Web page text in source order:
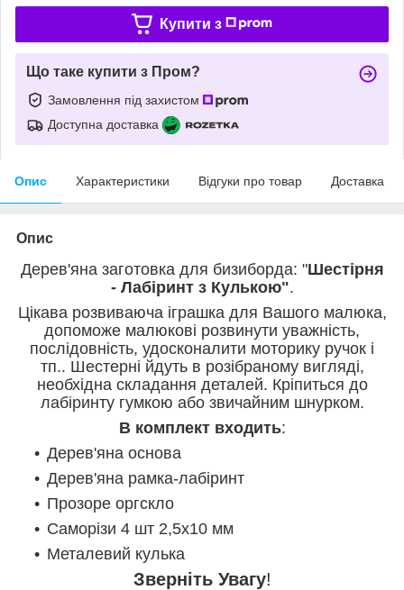
Купити з
Що таке купити з Пром?
Замовлення під захистом
Доступна доставка
Опис Характеристики Відгуки про товар Доставка
Опис
Дерев'яна заготовка для бизиборда: "Шестірня
- Лабіринт з Кулькою".
Цікава розвиваюча іграшка для Вашого малюка,
допоможе малюкові розвинути уважність,
послідовність, удосконалити моторику ручок і
тп.. Шестерні йдуть в розібраному вигляді,
необхідна складання деталей. Кріпиться до
лабіринту гумкою або звичайним шнурком.
В комплект входить:
Дерев'яна основа
Дерев'яна рамка-лабіринт
Прозоре оргскло
Саморізи 4 шт 2,5х10 мм
Металевий кулька
Зверніть Увагу!